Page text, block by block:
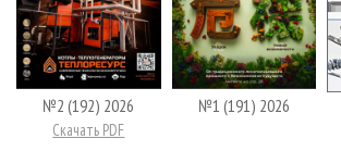
№2 (192) 2026
Скачать PDF
№1 (191) 2026